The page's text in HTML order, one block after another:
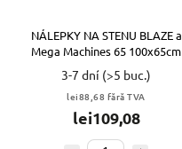
NÁLEPKY NA STENU BLAZE a
Mega Machines 65 100x65cm
3-7 dní (>5 buc.)
lei88,68 fără TVA
lei109,08